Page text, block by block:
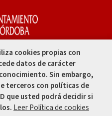
cookies propias con
datos de carácter
Sin embargo,
terceros con políticas de
que usted podrá decidir si
Leer Política de cookies